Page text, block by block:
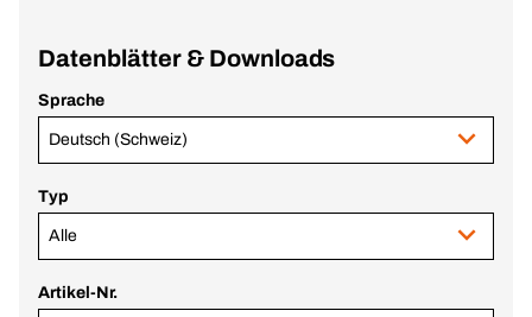
Datenblätter & Downloads
Sprache
Deutsch (Schweiz)
Typ
Alle
Artikel-Nr.